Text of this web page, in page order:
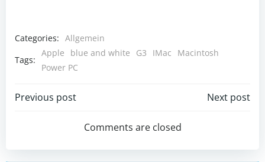
Categories: Allgemein
Tags:
Apple blue and white G3 IMac
Macintosh
Power PC
Beitragsnavigation
Previous post Next post
Comments are closed